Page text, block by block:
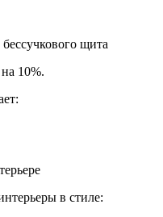
щита
10%.
в стиле: